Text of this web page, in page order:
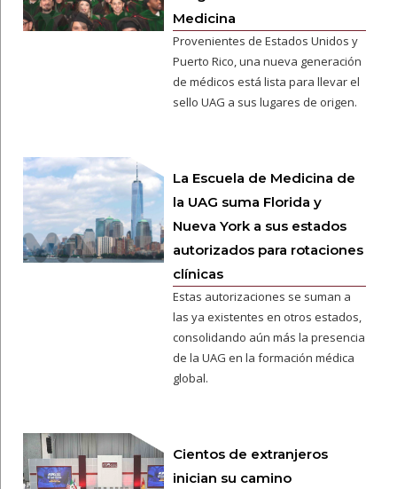
Medicina
Provenientes de Estados Unidos y
Puerto Rico, una nueva generación
de médicos está lista para llevar el
sello UAG a sus lugares de origen.
La Escuela de Medicina de
la UAG suma Florida y
Nueva York a sus estados
autorizados para rotaciones
clínicas
Estas autorizaciones se suman a
las ya existentes en otros estados,
consolidando aún más la presencia
de la UAG en la formación médica
global.
Cientos de extranjeros
inician su camino